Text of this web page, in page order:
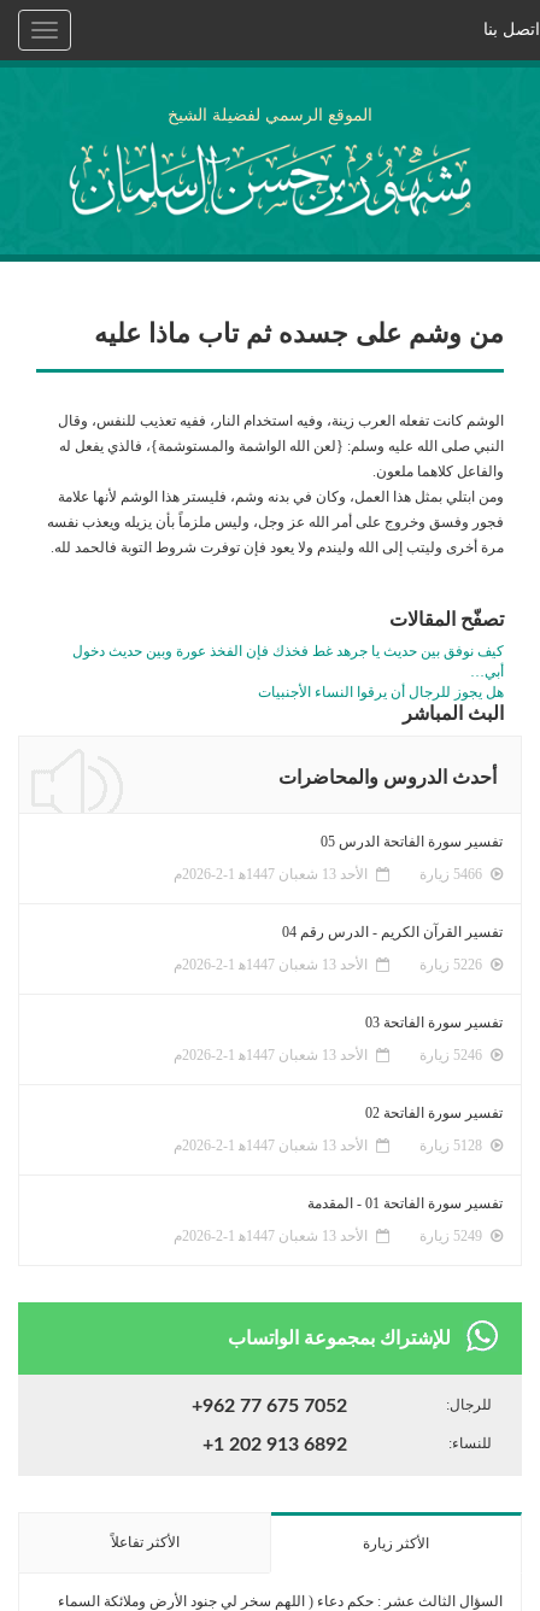
Toggle
اتصل بنا
الموقع الرسمي لفضيلة الشيخ
من وشم على جسده ثم تاب ماذا عليه
الوشم كانت تفعله العرب زينة، وفيه استخدام النار، ففيه تعذيب للنفس، وقال
النبي صلى الله عليه وسلم: {لعن الله الواشمة والمستوشمة}، فالذي يفعل له
والفاعل كلاهما ملعون.
ومن ابتلي بمثل هذا العمل، وكان في بدنه وشم، فليستر هذا الوشم لأنها علامة
فجور وفسق وخروج على أمر الله عز وجل، وليس ملزماً بأن يزيله ويعذب نفسه
مرة أخرى وليتب إلى الله وليندم ولا يعود فإن توفرت شروط التوبة فالحمد لله.
تصفّح المقالات
كيف نوفق بين حديث يا جرهد غط فخذك فإن الفخذ عورة وبين حديث دخول
أبي…
هل يجوز للرجال أن يرقوا النساء الأجنبيات
البث المباشر
أحدث الدروس والمحاضرات
تفسير سورة الفاتحة الدرس 05
الأحد 13 شعبان 1447ﻫ 1-2-2026م
تفسير القرآن الكريم - الدرس رقم 04
الأحد 13 شعبان 1447ﻫ 1-2-2026م
تفسير سورة الفاتحة 03
الأحد 13 شعبان 1447ﻫ 1-2-2026م
تفسير سورة الفاتحة 02
الأحد 13 شعبان 1447ﻫ 1-2-2026م
تفسير سورة الفاتحة 01 - المقدمة
الأحد 13 شعبان 1447ﻫ 1-2-2026م
للإشتراك بمجموعة الواتساب
للرجال: +962 77 675 7052
للنساء: +1 202 913 6892
الأكثر زيارة الأكثر تفاعلاً
السؤال الثالث عشر : حكم دعاء ( اللهم سخر لي جنود الأرض وملائكة السماء